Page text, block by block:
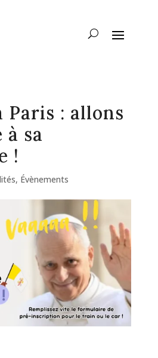
Paris : allons
à sa
!
, Évènements